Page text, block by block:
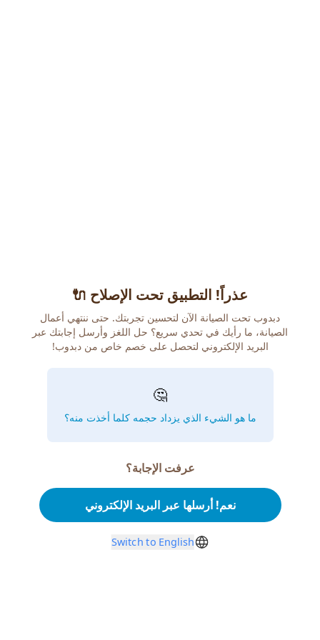
عذراً! التطبيق تحت الإصلاح 🔌
دبدوب تحت الصيانة الآن لتحسين تجربتك. حتى ننتهي أعمال
الصيانة، ما رأيك في تحدي سريع؟ حل اللغز وأرسل إجابتك عبر
البريد الإلكتروني لتحصل على خصم خاص من دبدوب!
🤔
ما هو الشيء الذي يزداد حجمه كلما أخذت منه؟
عرفت الإجابة؟
نعم! أرسلها عبر البريد الإلكتروني
Switch to English